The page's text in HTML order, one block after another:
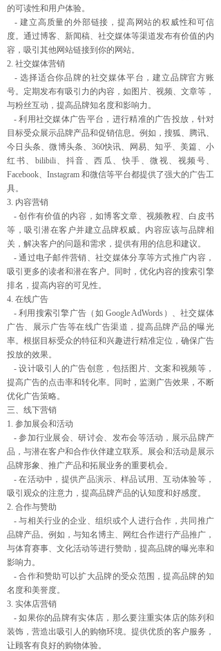
的可读性和用户体验。
- 建立高质量的外部链接，提高网站的权威性和可信
度。通过博客、新闻稿、社交媒体等渠道发布有价值的内
容，吸引其他网站链接到你的网站。
2. 社交媒体营销
- 选择适合你品牌的社交媒体平台，建立品牌官方账
号。定期发布有吸引力的内容，如图片、视频、文章等，
与粉丝互动，提高品牌知名度和影响力。
- 利用社交媒体广告平台，进行精准的广告投放，针对
目标受众展示品牌产品和促销信息。例如，搜狐、腾讯、
今日头条、微博头条、360快讯、网易、知乎、美篇、小
红书、bilibili、抖音、西瓜、快手、微视、视频号、
Facebook、Instagram 和微信等平台都提供了强大的广告工
具。
3. 内容营销
- 创作有价值的内容，如博客文章、视频教程、白皮书
等，吸引潜在客户并建立品牌权威。内容应该与品牌相
关，解决客户的问题和需求，提供有用的信息和建议。
- 通过电子邮件营销、社交媒体分享等方式推广内容，
吸引更多的读者和潜在客户。同时，优化内容的搜索引擎
排名，提高内容的可见性。
4. 在线广告
- 利用搜索引擎广告（如 Google AdWords）、社交媒体
广告、展示广告等在线广告渠道，提高品牌产品的曝光
率。根据目标受众的特征和兴趣进行精准定位，确保广告
投放的效果。
- 设计吸引人的广告创意，包括图片、文案和视频等，
提高广告的点击率和转化率。同时，监测广告效果，不断
优化广告策略。
三、线下营销
1. 参加展会和活动
- 参加行业展会、研讨会、发布会等活动，展示品牌产
品，与潜在客户和合作伙伴建立联系。展会和活动是展示
品牌形象、推广产品和拓展业务的重要机会。
- 在活动中，提供产品演示、样品试用、互动体验等，
吸引观众的注意力，提高品牌产品的认知度和好感度。
2. 合作与赞助
- 与相关行业的企业、组织或个人进行合作，共同推广
品牌产品。例如，与知名博主、网红合作进行产品推广，
与体育赛事、文化活动等进行赞助，提高品牌的曝光率和
影响力。
- 合作和赞助可以扩大品牌的受众范围，提高品牌的知
名度和美誉度。
3. 实体店营销
- 如果你的品牌有实体店，那么要注重实体店的陈列和
装饰，营造出吸引人的购物环境。提供优质的客户服务，
让顾客有良好的购物体验。